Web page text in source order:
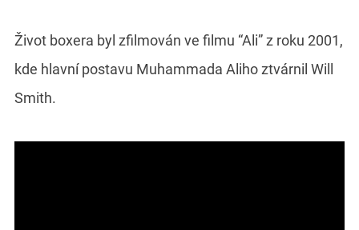
Život boxera byl zfilmován ve filmu “Ali” z roku 2001,
kde hlavní postavu Muhammada Aliho ztvárnil Will
Smith.